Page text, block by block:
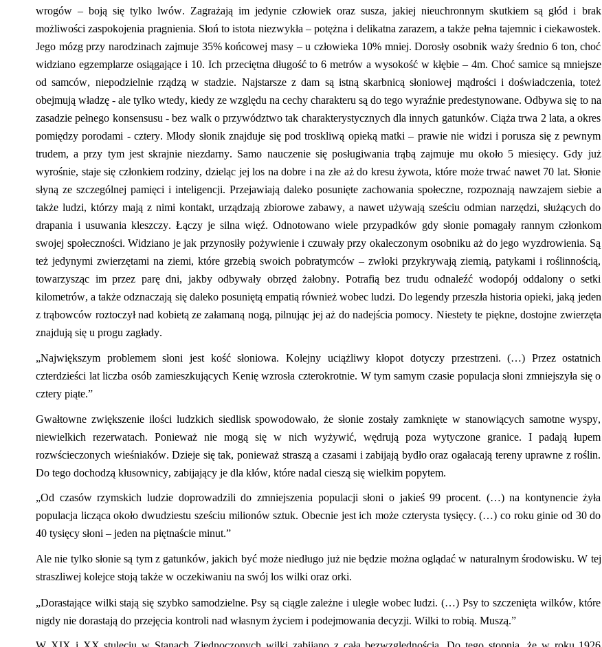
wrogów – boją się tylko lwów. Zagrażają im jedynie człowiek oraz susza,jakiej nieuchronnym skutkiemsą głód i brak
możliwości zaspokojenia pragnienia. Słoń to istota niezwykła – potężna i delikatna zarazem, a także pełna tajemnic i ciekawostek.
Jego mózg przy narodzinach zajmuje 35% końcowej masy – u człowieka 10% mniej. Dorosły osobnik waży średnio6 ton, choć
widziano egzemplarzeosiągające i 10. Ich przeciętna długość to 6 metrów a wysokość w kłębie – 4m. Choćsamice są mniejsze
od samców, niepodzielnie rządzą w stadzie. Najstarsze z dam są istną skarbnicą słoniowej mądrości i doświadczenia, toteż
obejmują władzę - aletylko wtedy,kiedy ze względu na cechy charakteru są do tego wyraźnie predestynowane. Odbywa się to na
zasadzie pełnego konsensusu-bez walk o przywództwo tak charakterystycznych dla innych gatunków. Ciąża trwa 2lata, a okres
pomiędzy porodami - cztery. Młody słonik znajduje się pod troskliwą opieką matki – prawie nie widzi i porusza się z pewnym
trudem, a przy tym jest skrajnie niezdarny. Samo nauczenie się posługiwania trąbą zajmuje mu około 5miesięcy. Gdy już
wyrośnie, staje się członkiem rodziny, dzieląc jej los na dobre i na złe aż do kresu żywota, które może trwać nawet 70 lat. Słonie
słyną ze szczególnej pamięci i inteligencji.Przejawiają daleko posunięte zachowania społeczne, rozpoznają nawzajem siebie a
także ludzi, którzy mają z nimi kontakt, urządzają zbiorowe zabawy, a nawet używają sześciu odmian narzędzi, służących do
drapania i usuwania kleszczy. Łączy je silna więź. Odnotowano wiele przypadkówgdysłonie pomagały rannym członkom
swojej społeczności. Widziano je jak przynosiły pożywienie i czuwały przy okaleczonym osobniku aż do jego wyzdrowienia. Są
też jedynymi zwierzętami na ziemi, które grzebią swoichpobratymców – zwłoki przykrywają ziemią, patykami i roślinnością,
towarzysząc im przez parę dni, jakby odbywały obrzęd żałobny. Potrafią bez trudu odnaleźć wodopój oddalony o setki
kilometrów, a także odznaczają się daleko posuniętą empatią również wobec ludzi. Do legendy przeszła historia opieki, jaką jeden
z trąbowców roztoczył nad kobietą ze załamaną nogą,pilnując jej aż do nadejścia pomocy. Niestety te piękne, dostojne zwierzęta
znajdują się u progu zagłady.
„Największym problemem słoni jest kość słoniowa. Kolejny uciążliwy kłopot dotyczy przestrzeni. (…) Przez ostatnich
czterdzieści lat liczba osób zamieszkujących Kenię wzrosła czterokrotnie. W tym samym czasie populacja słoni zmniejszyła się o
cztery piąte.”
Gwałtowne zwiększenie ilości ludzkich siedlisk spowodowało, że słonie zostały zamknięte w stanowiących samotne wyspy,
niewielkich rezerwatach. Ponieważ nie mogą się w nich wyżywić, wędrują poza wytyczone granice. I padają łupem
rozwścieczonych wieśniaków. Dzieje się tak, ponieważ straszą a czasami i zabijają bydło oraz ogałacają tereny uprawne z roślin.
Do tego dochodzą kłusownicy, zabijający je dla kłów, które nadal cieszą się wielkim popytem.
„Od czasów rzymskich ludzie doprowadzili do zmniejszenia populacji słoni o jakieś 99 procent. (…) na kontynencie żyła
populacja licząca około dwudziestu sześciu milionów sztuk. Obecnie jest ich może czterysta tysięcy. (…) co roku ginie od 30 do
40 tysięcy słoni – jeden na piętnaście minut.”
Ale nie tylko słonie są tym z gatunków,jakich być może niedługo już nie będzie można oglądaćw naturalnym środowisku. W tej
straszliwej kolejce stoją także w oczekiwaniu na swój los wilki oraz orki.
„Dorastające wilki stają się szybko samodzielne. Psy są ciągle zależne i uległe wobec ludzi. (…) Psy to szczenięta wilków, które
nigdy nie dorastają do przejęcia kontroli nad własnym życiem i podejmowania decyzji. Wilki to robią. Muszą.”